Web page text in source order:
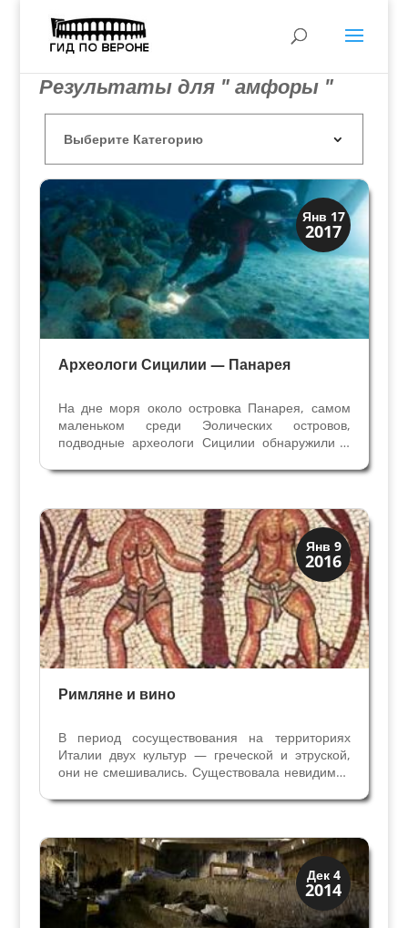
Результаты для " амфоры "
Янв 17
2017
История
Открытия
Археологи Сицилии — Панарея
На дне моря около островка Панарея, самом
маленьком среди Эолических островов,
подводные археологи Сицилии обнаружили 4
Корабли перевозили груз зерна, вина и рыбного
затонули из-за...
Янв 9
2016
Вино и кухня
Традиции
Римляне и вино
В период сосуществования на территориях
Италии двух культур — греческой и этруской,
они не смешивались. Существовала невидимая
традициях, верованиях и, даже погребениях. У
кремация....
Дек 4
2014
История
Открытия